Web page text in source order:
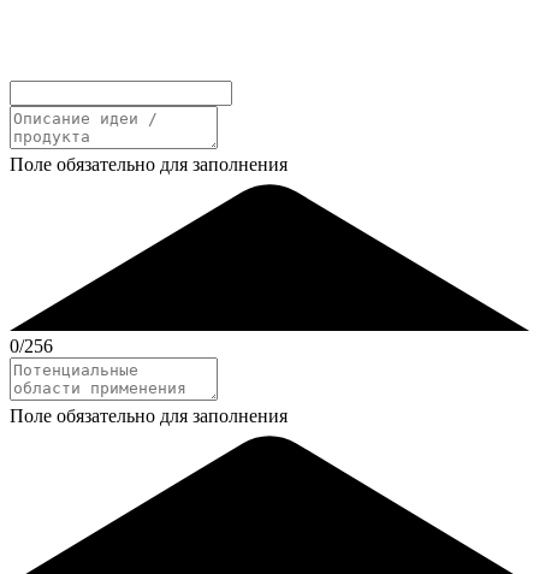
Поле обязательно для заполнения
0/256
Поле обязательно для заполнения